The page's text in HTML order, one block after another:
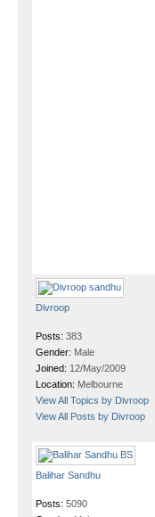
Divroop
Posts: 383
Gender: Male
Joined: 12/May/2009
Location: Melbourne
View All Topics by Divroop
View All Posts by Divroop
Balihar Sandhu
Posts: 5090